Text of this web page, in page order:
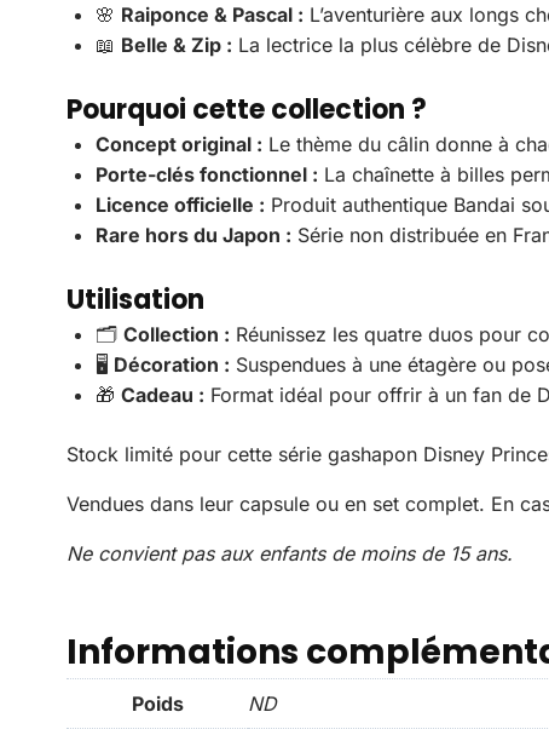
🌸 Raiponce & Pascal : L’aventurière aux longs
📖 Belle & Zip : La lectrice la plus célèbre de
Pourquoi cette collection ?
Concept original : Le thème du câlin donne à
Porte-clés fonctionnel : La chaînette à billes
Licence officielle : Produit authentique Bandai
Rare hors du Japon : Série non distribuée en
Utilisation
🗂️ Collection : Réunissez les quatre duos pour
🖥️ Décoration : Suspendues à une étagère ou
🎁 Cadeau : Format idéal pour offrir à un fan de
Stock limité pour cette série gashapon Disney
Vendues dans leur capsule ou en set complet. En
Ne convient pas aux enfants de moins de 15 ans.
Informations
Poids ND